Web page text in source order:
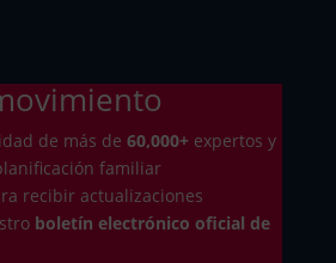
de más de 60,000+expertos y
familiar
recibir actualizaciones
boletín electrónico oficial de